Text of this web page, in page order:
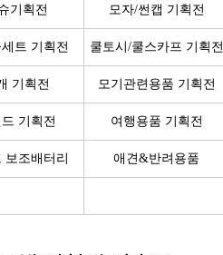
기획전 모자/썬캡 기획전
트 기획전 쿨토시/쿨스카프 기획전
기획전 모기관련용품 기획전
기획전 여행용품 기획전
보조배터리 애견&반려용품